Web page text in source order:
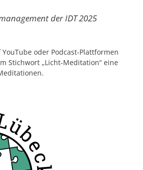
der IDT 2025
oder Podcast-Plattformen
Stichwort „Licht-Meditation“ eine